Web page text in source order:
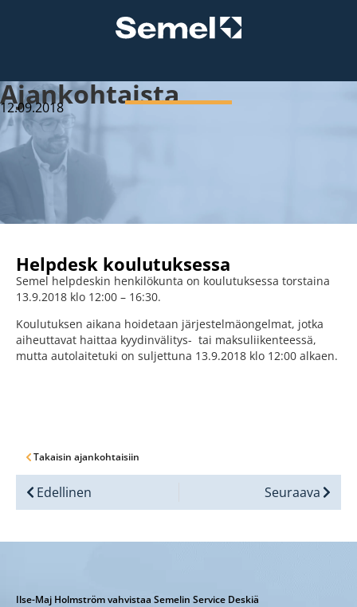
Ajankohtaista
12.09.2018
Helpdesk koulutuksessa
Semel helpdeskin henkilökunta on koulutuksessa torstaina
13.9.2018 klo 12:00 – 16:30.
Koulutuksen aikana hoidetaan järjestelmäongelmat, jotka
aiheuttavat haittaa kyydinvälitys- tai maksuliikenteessä,
mutta autolaitetuki on suljettuna 13.9.2018 klo 12:00 alkaen.
Takaisin ajankohtaisiin
Edellinen Seuraava
Ilse-Maj Holmström vahvistaa Semelin Service Deskiä